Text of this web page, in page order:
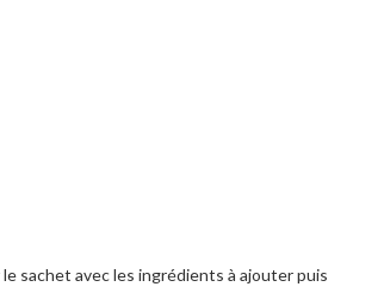
sachet avec les ingrédients à ajouter puis